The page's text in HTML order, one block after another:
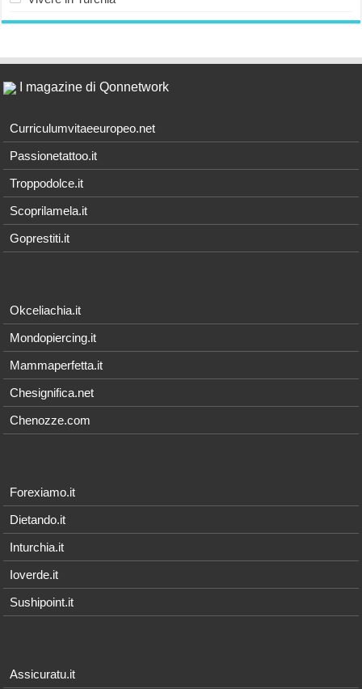
I magazine di Qonnetwork
Curriculumvitaeeuropeo.net
Passionetattoo.it
Troppodolce.it
Scoprilamela.it
Goprestiti.it
Okceliachia.it
Mondopiercing.it
Mammaperfetta.it
Chesignifica.net
Chenozze.com
Forexiamo.it
Dietando.it
Inturchia.it
Ioverde.it
Sushipoint.it
Assicuratu.it